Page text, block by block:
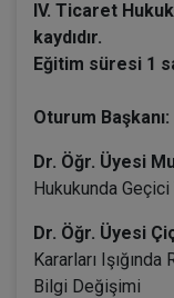
IV. Ticaret
kaydıdır.
Eğitim süresi 1
Oturum
Dr. Öğr. Üyesi
Hukukunda
Dr. Öğr. Üyesi
Kararları
Bilgi Değişimi